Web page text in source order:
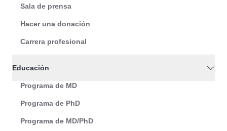
Sala de prensa
Hacer una donación
Carrera profesional
Educación
Programa de MD
Programa de PhD
Programa de MD/PhD